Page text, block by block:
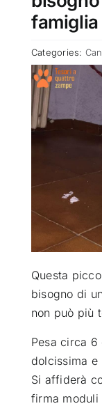
SMARRITI O DA
ADOTTATI O
ATTUALITÀ
CHI SIAMO
RUBRICHE
SEMPRE CON ME
famiglia
Categories:
Questa
bisogno di
non può più
Pesa circa
dolcissima e
Si affiderà
firma moduli